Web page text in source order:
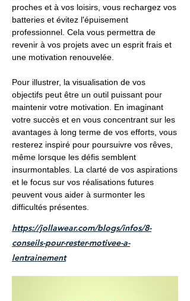
proches et à vos loisirs, vous rechargez vos
batteries et évitez l'épuisement
professionnel. Cela vous permettra de
revenir à vos projets avec un esprit frais et
une motivation renouvelée.
Pour illustrer, la visualisation de vos
objectifs peut être un outil puissant pour
maintenir votre motivation. En imaginant
votre succès et en vous concentrant sur les
avantages à long terme de vos efforts, vous
resterez inspiré pour poursuivre vos rêves,
même lorsque les défis semblent
insurmontables. La clarté de vos aspirations
et le focus sur vos réalisations futures
peuvent vous aider à surmonter les
difficultés présentes.
https://jollawear.com/blogs/infos/8-
conseils-pour-rester-motivee-a-
lentrainement